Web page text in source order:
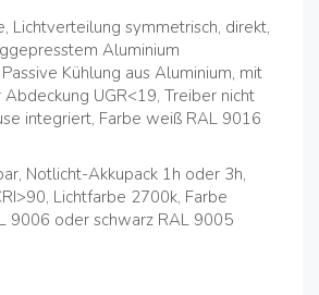
Lichtverteilung symmetrisch, direkt,
Aluminium
Kühlung aus Aluminium, mit
UGR<19, Treiber nicht
integriert, Farbe weiß RAL 9016
Notlicht-Akkupack 1h oder 3h,
Lichtfarbe 2700k, Farbe
9006 oder schwarz RAL 9005